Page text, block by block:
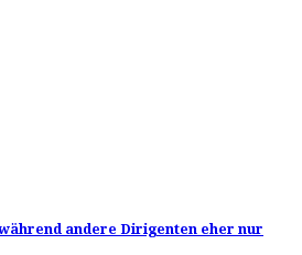
andere Dirigenten eher nur